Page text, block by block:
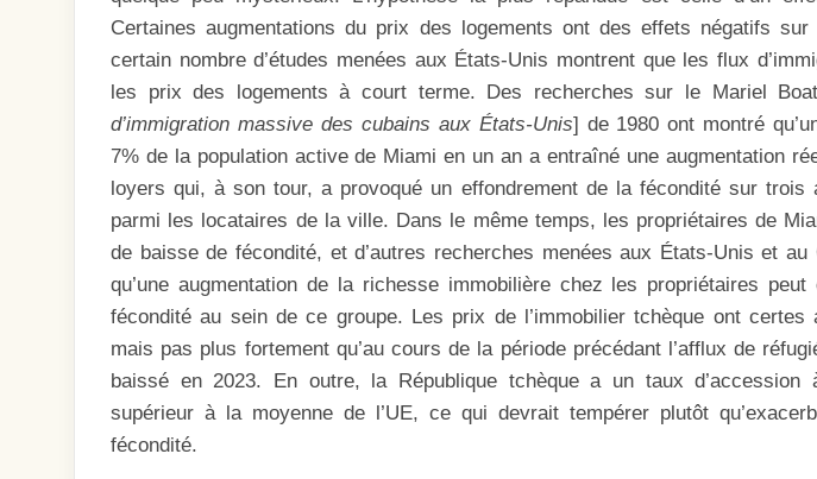
Certaines augmentations du prix des logements ont des effets négatifs
certain nombre d’études menées aux États-Unis montrent que les flux
les prix des logements à court terme. Des recherches sur le Mariel
d’immigration massive des cubains aux États-Unis] de 1980 ont montré
7% de la population active de Miami en un an a entraîné une augmentation
loyers qui, à son tour, a provoqué un effondrement de la fécondité sur trois
parmi les locataires de la ville. Dans le même temps, les propriétaires de
de baisse de fécondité, et d’autres recherches menées aux États-Unis et au
qu’une augmentation de la richesse immobilière chez les propriétaires
fécondité au sein de ce groupe. Les prix de l’immobilier tchèque ont certes
mais pas plus fortement qu’au cours de la période précédant l’afflux de
baissé en 2023. En outre, la République tchèque a un taux d’accession
supérieur à la moyenne de l’UE, ce qui devrait tempérer plutôt
fécondité.